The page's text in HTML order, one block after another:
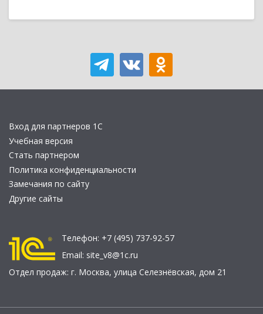
Вход для партнеров 1С
Учебная версия
Стать партнером
Политика конфиденциальности
Замечания по сайту
Другие сайты
Телефон: +7 (495) 737-92-57
Email: site_v8@1c.ru
Отдел продаж: г. Москва, улица Селезнёвская, дом 21